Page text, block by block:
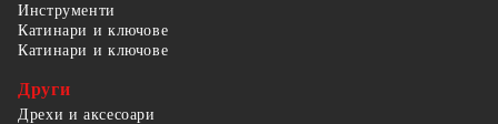
Инструменти
Катинари и ключове
Катинари и ключове
Други
Дрехи и аксесоари